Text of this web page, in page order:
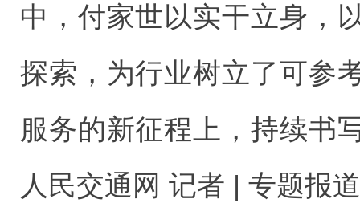
中，付家世以实干立身，
探索，为行业树立了可参
服务的新征程上，持续书
人民交通网 记者 | 专题报